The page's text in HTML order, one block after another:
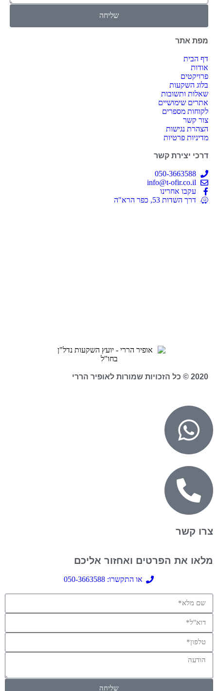
שליחה
מפת אתר
דף הבית
אודות
פרויקטים
בלוג השקעות
שאלות ותשובות
אתרים שימושיים
לקוחות מספרים
צור קשר
הצהרת נגישות
מדיניות פרטיות
דרכי יצירת קשר
050-3663588
info@t-ofir.co.il
עקבו אחרינו
דרך השדות 53, כפר הרא"ה
2020 © כל הזכויות שמורות לאופיר הררי
צרו קשר
מלאו את הפרטים ואחזור אליכם
או התקשרו: 050-3663588
שליחה